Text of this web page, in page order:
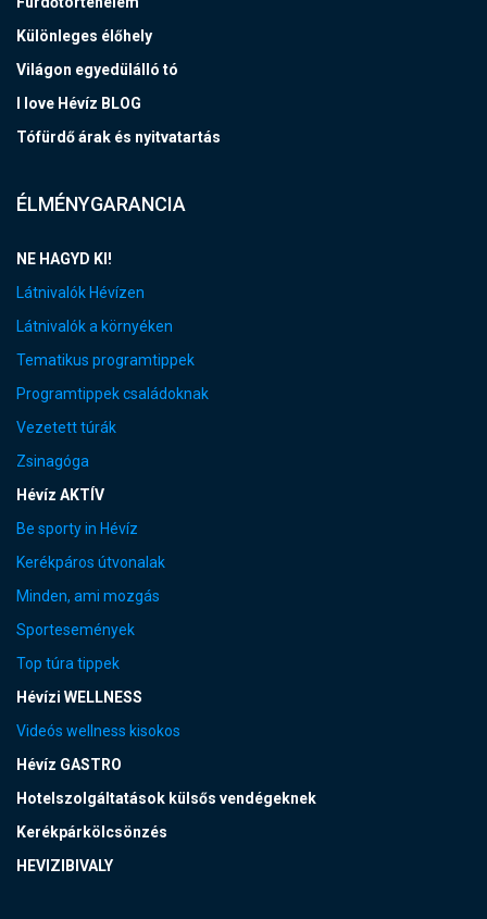
Különleges élőhely
Világon egyedülálló tó
I love Hévíz BLOG
Tófürdő árak és nyitvatartás
ÉLMÉNYGARANCIA
NE HAGYD KI!
Látnivalók Hévízen
Látnivalók a környéken
Tematikus programtippek
Programtippek családoknak
Vezetett túrák
Zsinagóga
Hévíz AKTÍV
Be sporty in Hévíz
Kerékpáros útvonalak
Minden, ami mozgás
Sportesemények
Top túra tippek
Hévízi WELLNESS
Videós wellness kisokos
Hévíz GASTRO
Hotelszolgáltatások külsős vendégeknek
Kerékpárkölcsönzés
HEVIZIBIVALY